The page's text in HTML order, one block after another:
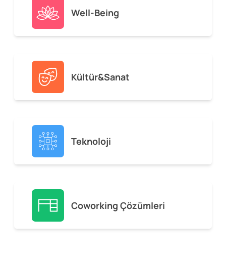
Well-Being
Kültür&Sanat
Teknoloji
Coworking Çözümleri